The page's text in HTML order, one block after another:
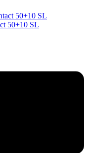
50+10 SL